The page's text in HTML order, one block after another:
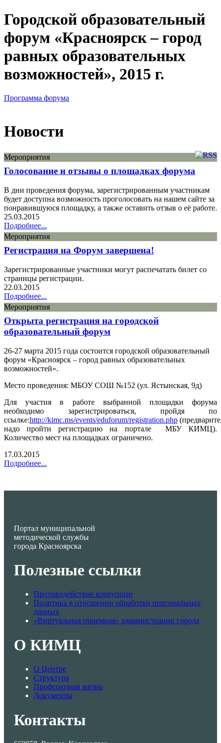
Городской образовательный
форум «Красноярск – город
равных образовательных
возможностей», 2015 г.
Программа форума
Новости
Мероприятия
Голосование и отзывы о площадках форума
В дни проведения форума, зарегистрированным участникам
будет доступна возможность проголосовать на нашем сайте за
понравившуюся площадку, а также оставить отзыв о её работе.
25.03.2015
Подробнее...
Мероприятия
Регистрация на Форум завершена!
Зарегистрированные участники могут распечатать билет со
страницы регистрации.
22.03.2015
Подробнее...
Мероприятия
Открыта регистрация на городской
образовательный форум
26-27 марта 2015 года состоится городской образовательный
форум «Красноярск – город равных образовательных
возможностей».
Место проведения: МБОУ СОШ №152 (ул. Ястынская, 9д)
Для участия в работе выбранной площадки форума
необходимо зарегистрироваться, пройдя по
ссылке:http://kimc.ms/events/eduforum/registration.php
надо пройти регистрацию на портале МБУ КИМЦ).
Количество мест на площадках ограничено.
17.03.2015
Подробнее...
Портал муниципальной
методической службы
города Красноярска
Полезные ссылки
Противодействие коррупции
Политика в отношении обработки персональных
данных
«Виртуальная приемная» администрации города
О КИМЦ
О Центре
Структура
Профсоюзная жизнь
Документы
Контакты